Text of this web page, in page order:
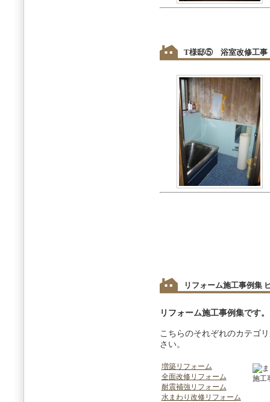
T様邸⑤ 浴室改修工事
リフォーム施工事例集
リフォーム施工事例集です。
こちらのそれぞれのカテゴ
さい。
増築リフォーム
全面改修リフォーム
耐震補強リフォーム
水まわり改修リフォーム